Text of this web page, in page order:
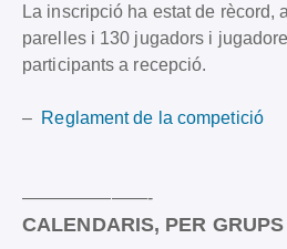
La inscripció ha estat de rècord,
parelles i 130 jugadors i
participants a recepció.
– Reglament de la competició
———————-
CALENDARIS, PER GRUPS